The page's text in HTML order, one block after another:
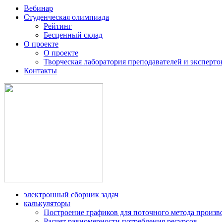
Вебинар
Студенческая олимпиада
Рейтинг
Бесценный склад
О проекте
О проекте
Творческая лаборатория преподавателей и
Контакты
электронный сборник задач
калькуляторы
Построение графиков для поточного метода